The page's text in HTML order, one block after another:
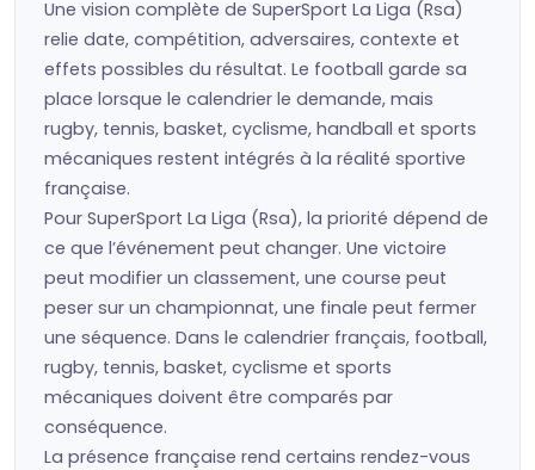
Une vision complète de SuperSport La Liga (Rsa)
relie date, compétition, adversaires, contexte et
effets possibles du résultat. Le football garde sa
place lorsque le calendrier le demande, mais
rugby, tennis, basket, cyclisme, handball et sports
mécaniques restent intégrés à la réalité sportive
française.
Pour SuperSport La Liga (Rsa), la priorité dépend de
ce que l’événement peut changer. Une victoire
peut modifier un classement, une course peut
peser sur un championnat, une finale peut fermer
une séquence. Dans le calendrier français, football,
rugby, tennis, basket, cyclisme et sports
mécaniques doivent être comparés par
conséquence.
La présence française rend certains rendez-vous